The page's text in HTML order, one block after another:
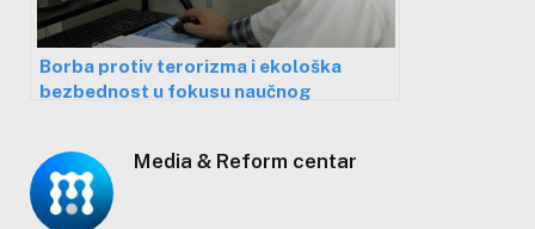
Borba protiv terorizma i ekološka
bezbednost u fokusu naučnog
Media & Reform centar